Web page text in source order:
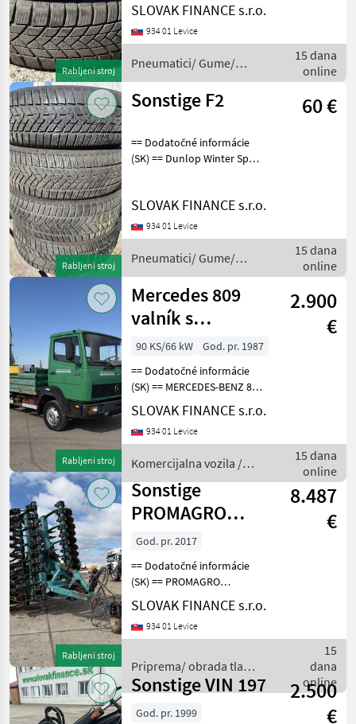
Rabljeni stroj
Pneumatici/ Gume/
Naplatci Pneumatici/ gume
za prikolice
SLOVAK FINANCE s.r.o.
934 01 Levice
Pneumatici/ Gume/
Naplatci / Sonstige
15 dana
online
Rabljeni stroj
Sonstige F2 60 €
== Dodatočné informácie
(SK) == Dunlop Winter Sport
Pneumatici/ Gume/
Naplatci Pneumatici/ gume
za prikolic
SLOVAK FINANCE s.r.o.
934 01 Levice
Pneumatici/ Gume/
Naplatci / Sonstige
15 dana
online
Rabljeni stroj
Mercedes 809
valník s
bočnicami E1
manual VIN 058
2.900
€
90 KS/66 kW
God. pr. 1987
== Dodatočné informácie
(SK) == MERCEDES-BENZ 809
valník s bočnicami r.v.
02/1987, 132 689 km -
ukazuje tachograf, EURO1,
5st, komplet na
SLOVAK FINANCE s.r.o.
934 01 Levice
Komercijalna vozila /
Mercedes
15 dana
online
Rabljeni stroj
Sonstige
PROMAGRO
DOMINANTA D-
660PSM VIN
2281
8.487
€
God. pr. 2017
== Dodatočné informácie
(SK) == PROMAGRO
DOMINANTA D-660PSM
disková brána, r.v. 2017,
pracovný záber - 6, 6m,
pracovná hĺbka do 18cm,
váha:
SLOVAK FINANCE s.r.o.
934 01 Levice
Priprema/ obrada tla
(plugovi, kultivatori,
tanjurače i dr.) / Sonstige
15
dana
online
Sonstige VIN 197
2.500
€
God. pr. 1999